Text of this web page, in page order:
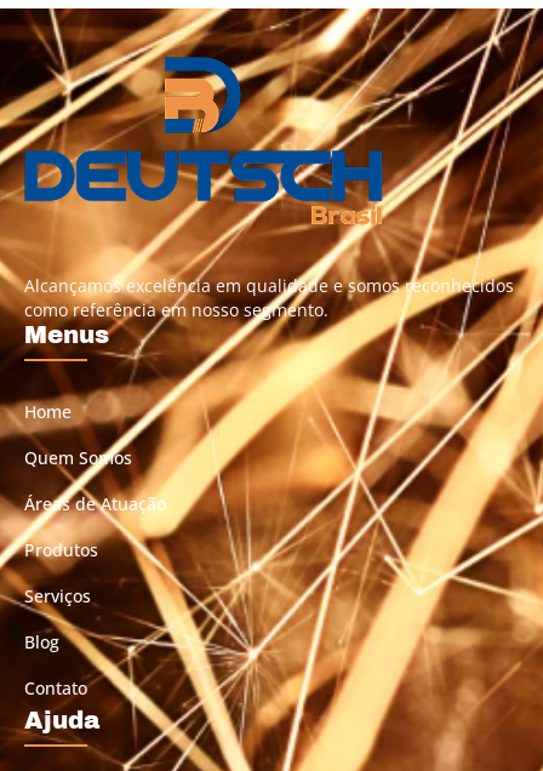
Alcançamos excelência em qualidade e somos reconhecidos
como referência em nosso segmento.
Menus
Home
Quem Somos
Áreas de Atuação
Produtos
Serviços
Blog
Contato
Ajuda